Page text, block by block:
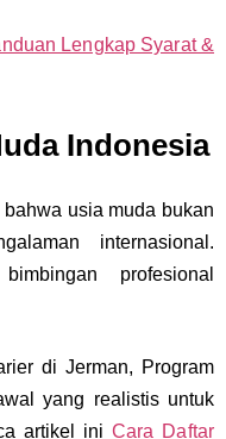
Lengkap Syarat &
Indonesia
usia muda bukan
internasional.
profesional
di Jerman, Program
yang realistis untuk
artikel iniCara Daftar